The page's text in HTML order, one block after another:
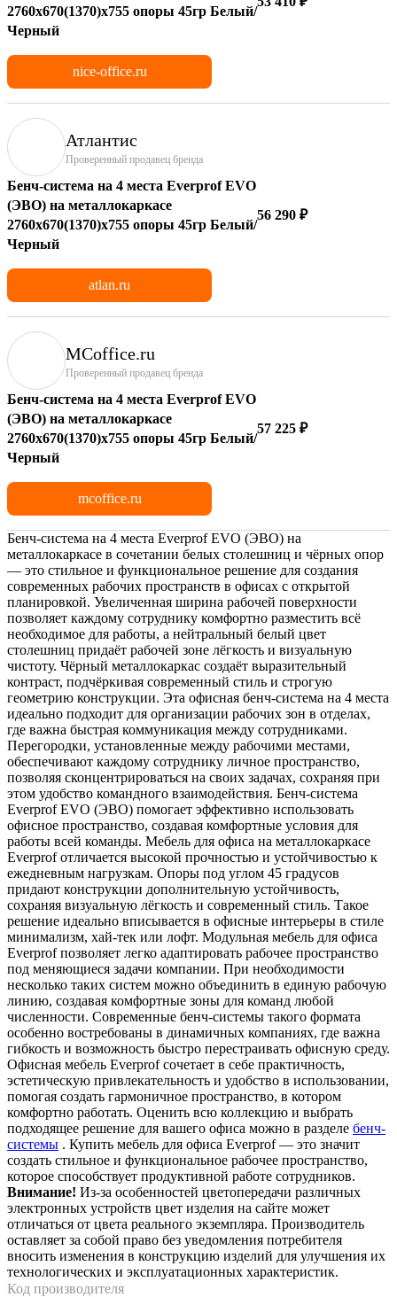
2760х670(1370)x755 опоры 45гр Белый/
Черный
nice-office.ru
Атлантис
Проверенный продавец бренда
Бенч-система на 4 места Everprof EVO
(ЭВО) на металлокаркасе
2760х670(1370)x755 опоры 45гр Белый/
Черный
56 290 ₽
atlan.ru
MCoffice.ru
Проверенный продавец бренда
Бенч-система на 4 места Everprof EVO
(ЭВО) на металлокаркасе
2760х670(1370)x755 опоры 45гр Белый/
Черный
57 225 ₽
mcoffice.ru
Бенч-система на 4 места Everprof EVO (ЭВО) на
металлокаркасе в сочетании белых столешниц и чёрных опор
— это стильное и функциональное решение для создания
современных рабочих пространств в офисах с открытой
планировкой. Увеличенная ширина рабочей поверхности
позволяет каждому сотруднику комфортно разместить всё
необходимое для работы, а нейтральный белый цвет
столешниц придаёт рабочей зоне лёгкость и визуальную
чистоту. Чёрный металлокаркас создаёт выразительный
контраст, подчёркивая современный стиль и строгую
геометрию конструкции. Эта офисная бенч-система на 4 места
идеально подходит для организации рабочих зон в отделах,
где важна быстрая коммуникация между сотрудниками.
Перегородки, установленные между рабочими местами,
обеспечивают каждому сотруднику личное пространство,
позволяя сконцентрироваться на своих задачах, сохраняя при
этом удобство командного взаимодействия. Бенч-система
Everprof EVO (ЭВО) помогает эффективно использовать
офисное пространство, создавая комфортные условия для
работы всей команды. Мебель для офиса на металлокаркасе
Everprof отличается высокой прочностью и устойчивостью к
ежедневным нагрузкам. Опоры под углом 45 градусов
придают конструкции дополнительную устойчивость,
сохраняя визуальную лёгкость и современный стиль. Такое
решение идеально вписывается в офисные интерьеры в стиле
минимализм, хай-тек или лофт. Модульная мебель для офиса
Everprof позволяет легко адаптировать рабочее пространство
под меняющиеся задачи компании. При необходимости
несколько таких систем можно объединить в единую рабочую
линию, создавая комфортные зоны для команд любой
численности. Современные бенч-системы такого формата
особенно востребованы в динамичных компаниях, где важна
гибкость и возможность быстро перестраивать офисную среду.
Офисная мебель Everprof сочетает в себе практичность,
эстетическую привлекательность и удобство в использовании,
помогая создать гармоничное пространство, в котором
комфортно работать. Оценить всю коллекцию и выбрать
подходящее решение для вашего офиса можно в разделе бенч-
системы . Купить мебель для офиса Everprof — это значит
создать стильное и функциональное рабочее пространство,
которое способствует продуктивной работе сотрудников.
Внимание! Из-за особенностей цветопередачи различных
электронных устройств цвет изделия на сайте может
отличаться от цвета реального экземпляра. Производитель
оставляет за собой право без уведомления потребителя
вносить изменения в конструкцию изделий для улучшения их
технологических и эксплуатационных характеристик.
Код производителя